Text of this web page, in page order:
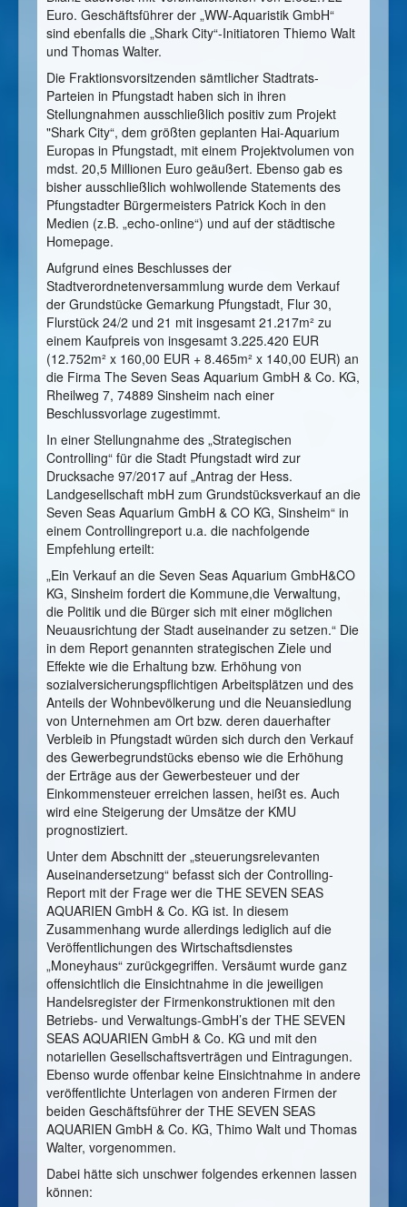
Euro. Geschäftsführer der „WW-Aquaristik GmbH“
sind ebenfalls die „Shark City“-Initiatoren Thiemo Walt
und Thomas Walter.
Die Fraktionsvorsitzenden sämtlicher Stadtrats-
Parteien in Pfungstadt haben sich in ihren
Stellungnahmen ausschließlich positiv zum Projekt
"Shark City“, dem größten geplanten Hai-Aquarium
Europas in Pfungstadt, mit einem Projektvolumen von
mdst. 20,5 Millionen Euro geäußert. Ebenso gab es
bisher ausschließlich wohlwollende Statements des
Pfungstadter Bürgermeisters Patrick Koch in den
Medien (z.B. „echo-online“) und auf der städtische
Homepage.
Aufgrund eines Beschlusses der
Stadtverordnetenversammlung wurde dem Verkauf
der Grundstücke Gemarkung Pfungstadt, Flur 30,
Flurstück 24/2 und 21 mit insgesamt 21.217m² zu
einem Kaufpreis von insgesamt 3.225.420 EUR
(12.752m² x 160,00 EUR + 8.465m² x 140,00 EUR) an
die Firma The Seven Seas Aquarium GmbH & Co. KG,
Rheilweg 7, 74889 Sinsheim nach einer
Beschlussvorlage zugestimmt.
In einer Stellungnahme des „Strategischen
Controlling“ für die Stadt Pfungstadt wird zur
Drucksache 97/2017 auf „Antrag der Hess.
Landgesellschaft mbH zum Grundstücksverkauf an die
Seven Seas Aquarium GmbH & CO KG, Sinsheim“ in
einem Controllingreport u.a. die nachfolgende
Empfehlung erteilt:
„Ein Verkauf an die Seven Seas Aquarium GmbH&CO
KG, Sinsheim fordert die Kommune,die Verwaltung,
die Politik und die Bürger sich mit einer möglichen
Neuausrichtung der Stadt auseinander zu setzen.“ Die
in dem Report genannten strategischen Ziele und
Effekte wie die Erhaltung bzw. Erhöhung von
sozialversicherungspflichtigen Arbeitsplätzen und des
Anteils der Wohnbevölkerung und die Neuansiedlung
von Unternehmen am Ort bzw. deren dauerhafter
Verbleib in Pfungstadt würden sich durch den Verkauf
des Gewerbegrundstücks ebenso wie die Erhöhung
der Erträge aus der Gewerbesteuer und der
Einkommensteuer erreichen lassen, heißt es. Auch
wird eine Steigerung der Umsätze der KMU
prognostiziert.
Unter dem Abschnitt der „steuerungsrelevanten
Auseinandersetzung“ befasst sich der Controlling-
Report mit der Frage wer die THE SEVEN SEAS
AQUARIEN GmbH & Co. KG ist. In diesem
Zusammenhang wurde allerdings lediglich auf die
Veröffentlichungen des Wirtschaftsdienstes
„Moneyhaus“ zurückgegriffen. Versäumt wurde ganz
offensichtlich die Einsichtnahme in die jeweiligen
Handelsregister der Firmenkonstruktionen mit den
Betriebs- und Verwaltungs-GmbH’s der THE SEVEN
SEAS AQUARIEN GmbH & Co. KG und mit den
notariellen Gesellschaftsverträgen und Eintragungen.
Ebenso wurde offenbar keine Einsichtnahme in andere
veröffentlichte Unterlagen von anderen Firmen der
beiden Geschäftsführer der THE SEVEN SEAS
AQUARIEN GmbH & Co. KG, Thimo Walt und Thomas
Walter, vorgenommen.
Dabei hätte sich unschwer folgendes erkennen lassen
können: